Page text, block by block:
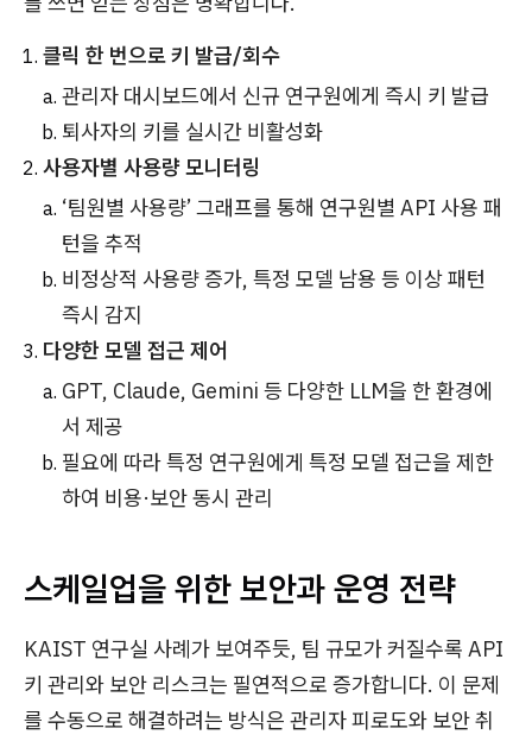
클릭 한 번으로 키 발급/회수
관리자 대시보드에서 신규 연구원에게 즉시 키 발급
퇴사자의 키를 실시간 비활성화
사용자별 사용량 모니터링
‘팀원별 사용량’ 그래프를 통해 연구원별 API 사용 패
턴을 추적
비정상적 사용량 증가, 특정 모델 남용 등 이상 패턴
즉시 감지
다양한 모델 접근 제어
GPT, Claude, Gemini 등 다양한 LLM을 한 환경에
서 제공
필요에 따라 특정 연구원에게 특정 모델 접근을 제한
하여 비용·보안 동시 관리
스케일업을 위한 보안과 운영 전략
KAIST 연구실 사례가 보여주듯, 팀 규모가 커질수록 API
키 관리와 보안 리스크는 필연적으로 증가합니다. 이 문제
를 수동으로 해결하려는 방식은 관리자 피로도와 보안 취